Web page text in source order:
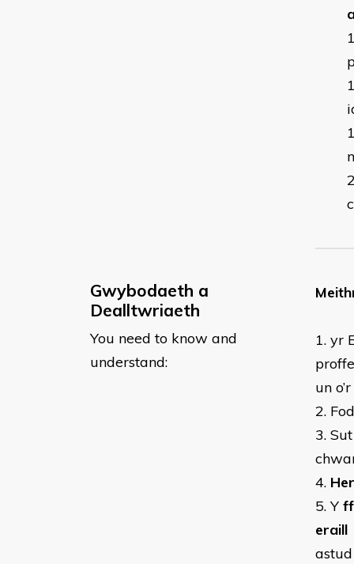
Gwybodaeth a
Dealltwriaeth
You need to know and
understand:
1. yr
un
2.
3.
4.
5. Y
eraill